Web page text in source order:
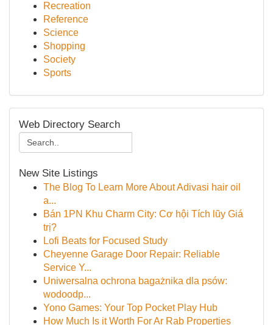
Recreation
Reference
Science
Shopping
Society
Sports
Web Directory Search
New Site Listings
The Blog To Learn More About Adivasi hair oil
a...
Bán 1PN Khu Charm City: Cơ hội Tích lũy Giá
trị?
Lofi Beats for Focused Study
Cheyenne Garage Door Repair: Reliable
Service Y...
Uniwersalna ochrona bagażnika dla psów:
wodoodp...
Yono Games: Your Top Pocket Play Hub
How Much Is it Worth For Ar Rab Properties